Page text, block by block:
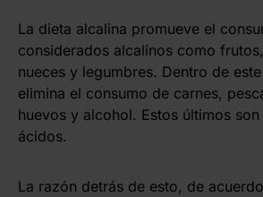
La dieta alcalina promueve el
considerados alcalinos como
nueces y legumbres. Dentro de
elimina el consumo de carnes,
huevos y alcohol. Estos últimos
ácidos.
La razón detrás de esto, de